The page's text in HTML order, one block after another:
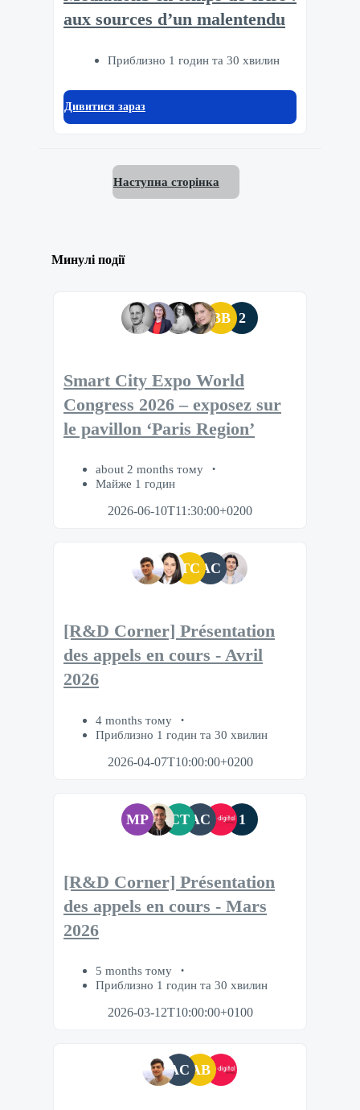
aux sources d’un malentendu
Приблизно 1 годин та 30 хвилин
Дивитися зараз
Наступна сторінка
Минулі події
BB 2
Smart City Expo World
Congress 2026 – exposez sur
le pavillon ‘Paris Region’
about 2 months тому
Майже 1 годин
2026-06-10T11:30:00+0200
TC AC
[R&D Corner] Présentation
des appels en cours - Avril
2026
4 months тому
Приблизно 1 годин та 30 хвилин
2026-04-07T10:00:00+0200
MP CT AC 1
[R&D Corner] Présentation
des appels en cours - Mars
2026
5 months тому
Приблизно 1 годин та 30 хвилин
2026-03-12T10:00:00+0100
AC AB